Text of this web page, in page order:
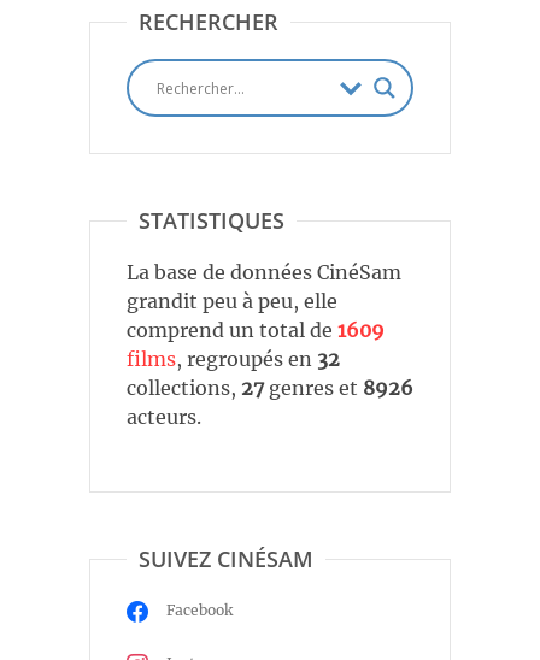
RECHERCHER
STATISTIQUES
La base de données CinéSam
grandit peu à peu, elle
comprend un total de 1609
films, regroupés en 32
collections, 27genres et 8926
acteurs.
SUIVEZ CINÉSAM
Facebook